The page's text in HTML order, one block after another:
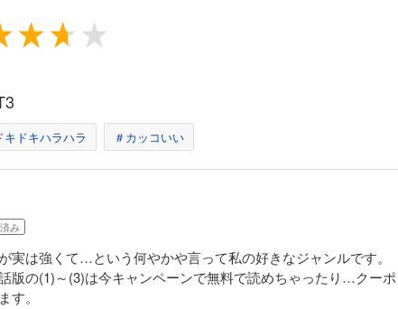
キドキハラハラ ＃カッコいい
み
実は強くて…という何やかや言って私の好きなジャンルです。
版の(1)～(3)は今キャンペーンで無料で読めちゃったり…クー
す。